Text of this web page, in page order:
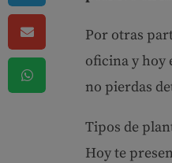
Por otras
oficina y hoy
no pierdas
Tipos de
Hoy te